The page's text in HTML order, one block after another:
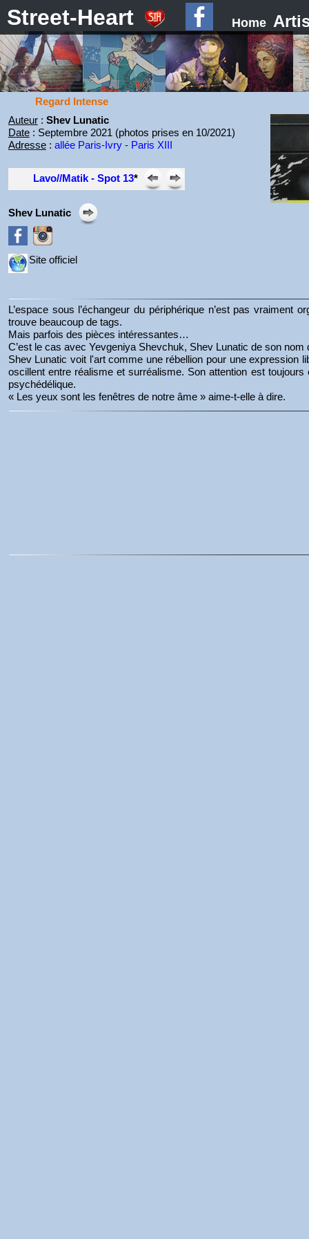
Street-Heart Home
Regard Intense
Auteur: Shev Lunatic
Date: Septembre 2021 (photos prises en 10/2021)
Adresse: allée Paris-Ivry - Paris XIII
Lavo//Matik - Spot 13*
Shev Lunatic
Site officiel
L’espace sous l’échangeur du périphérique n’est pas vraiment
trouve beaucoup de tags.
Mais parfois des pièces intéressantes…
C’est le cas avec Yevgeniya Shevchuk, Shev Lunatic de son
Shev Lunatic voit l'art comme une rébellion pour une
oscillent entre réalisme et surréalisme. Son attention est
psychédélique.
« Les yeux sont les fenêtres de notre âme » aime-t-elle à dire.